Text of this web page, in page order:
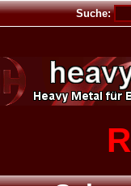
Suche: